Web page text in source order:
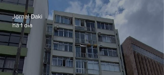
Jornal Daki
há 1 dia